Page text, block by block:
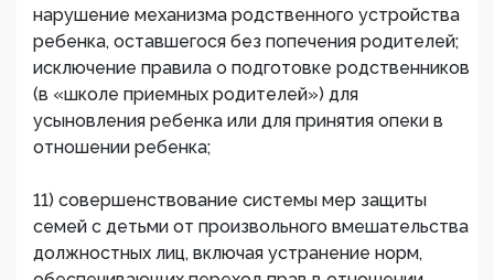
нарушение механизма родственного устройства
ребенка, оставшегося без попечения родителей;
исключение правила о подготовке родственников
(в «школе приемных родителей») для
усыновления ребенка или для принятия опеки в
отношении ребенка;
11) совершенствование системы мер защиты
семей с детьми от произвольного вмешательства
должностных лиц, включая устранение норм,